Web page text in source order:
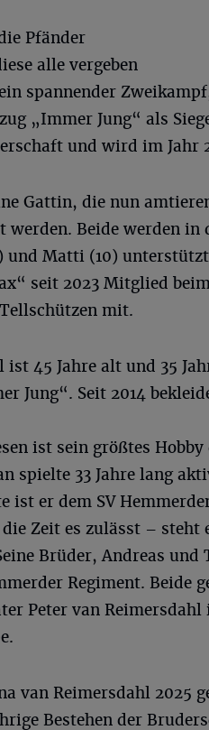
Pfänder
alle vergeben
spannender
„Immer Jung“ als
und wird im Jahr
Gattin, die nun
werden. Beide werden in
und Matti (10)
seit 2023 Mitglied
mit.
ist 45 Jahre alt und 35
Jung“. Seit 2014
ist sein größtes
spielte 33 Jahre lang
ist er dem SV
Zeit es zulässt – steht
Brüder, Andreas und
Regiment. Beide
Peter van
van Reimersdahl 2025
Bestehen der